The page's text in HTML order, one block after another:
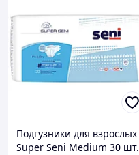
Подгузники для взрослых
Super Seni Medium 30 шт.